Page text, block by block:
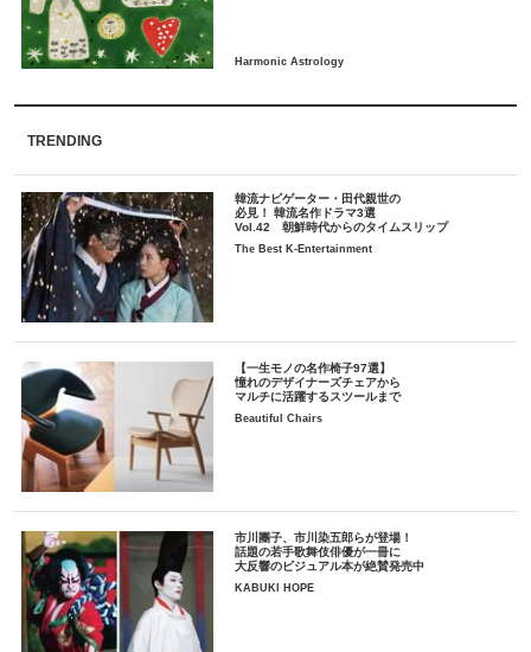
TRENDING
韓流ナビゲーター・田代親世の
必見！ 韓流名作ドラマ3選
Vol.42 朝鮮時代からのタイムスリップ
The Best K-Entertainment
【一生モノの名作椅子97選】
憧れのデザイナーズチェアから
マルチに活躍するスツールまで
Beautiful Chairs
市川團子、市川染五郎らが登場！
話題の若手歌舞伎俳優が一冊に
大反響のビジュアル本が絶賛発売中
KABUKI HOPE